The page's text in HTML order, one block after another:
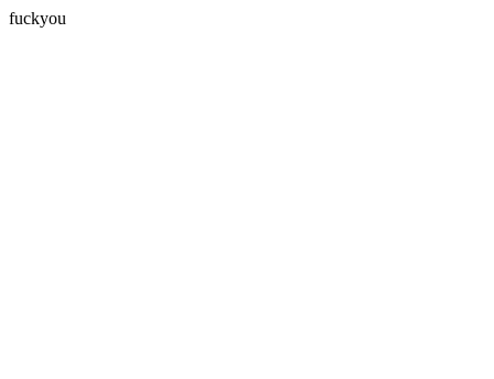
fuckyou